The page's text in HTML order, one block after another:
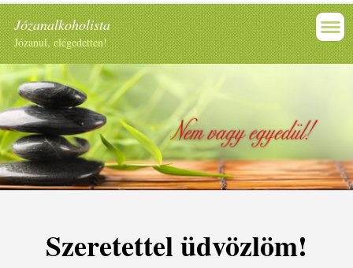
Józanalkoholista
Józanul, elégedetten!
Szeretettel üdvözlöm!